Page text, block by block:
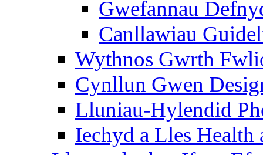
Gwefannau
Canllawiau
Wythnos Gwrth
Cynllun Gwen
Lluniau-Hylendid
Iechyd a Lles Health